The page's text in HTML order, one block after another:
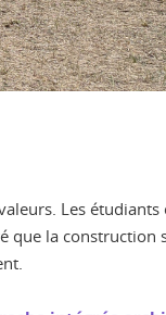
Les
que la construction